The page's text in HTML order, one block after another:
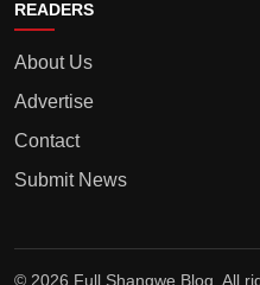
READERS
About Us
Advertise
Contact
Submit News
© 2026 Full Shangwe Blog. All